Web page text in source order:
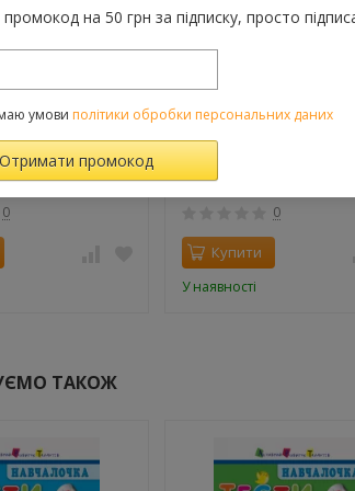
з наліпками
0
Навчалочка. Тести з
3-4 роки
99 грн.
0
Купити
У наявності
ТАКОЖ
на 50 грн за підписку, просто
умови політики обробки персональних даних